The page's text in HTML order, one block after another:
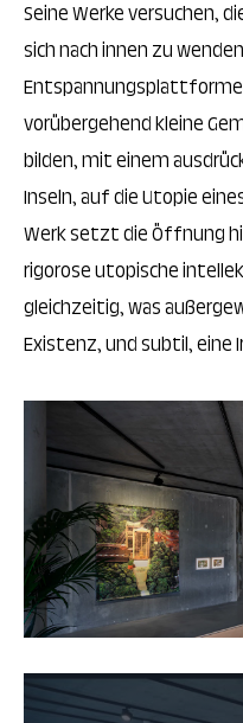
Seine Werke versuchen,
sich nach innen zu
vorübergehend kleine
bilden, mit einem
Inseln, auf die Utopie
Werk setzt die Öffnung
rigorose utopische
gleichzeitig, was
Existenz, und subtil, eine